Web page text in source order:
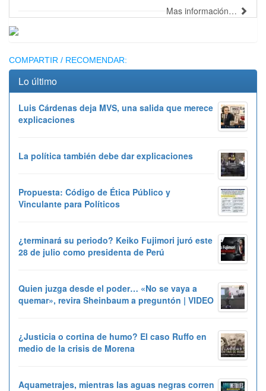
Mas información…
Publicidad
COMPARTIR / RECOMENDAR:
Lo último
Luis Cárdenas deja MVS, una salida que merece
explicaciones
La política también debe dar explicaciones
Propuesta: Código de Ética Público y
Vinculante para Políticos
¿terminará su periodo? Keiko Fujimori juró este
28 de julio como presidenta de Perú
Quien juzga desde el poder… «No se vaya a
quemar», revira Sheinbaum a preguntón | VIDEO
¿Justicia o cortina de humo? El caso Ruffo en
medio de la crisis de Morena
Aquametrajes, mientras las aguas negras corren